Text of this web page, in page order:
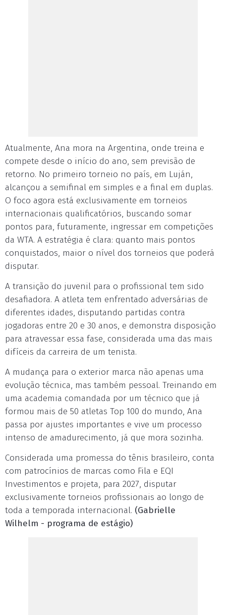
Atualmente, Ana mora na Argentina, onde treina e
compete desde o início do ano, sem previsão de
retorno. No primeiro torneio no país, em Luján,
alcançou a semifinal em simples e a final em duplas.
O foco agora está exclusivamente em torneios
internacionais qualificatórios, buscando somar
pontos para, futuramente, ingressar em competições
da WTA. A estratégia é clara: quanto mais pontos
conquistados, maior o nível dos torneios que poderá
disputar.
A transição do juvenil para o profissional tem sido
desafiadora. A atleta tem enfrentado adversárias de
diferentes idades, disputando partidas contra
jogadoras entre 20 e 30 anos, e demonstra disposição
para atravessar essa fase, considerada uma das mais
difíceis da carreira de um tenista.
A mudança para o exterior marca não apenas uma
evolução técnica, mas também pessoal. Treinando em
uma academia comandada por um técnico que já
formou mais de 50 atletas Top 100 do mundo, Ana
passa por ajustes importantes e vive um processo
intenso de amadurecimento, já que mora sozinha.
Considerada uma promessa do tênis brasileiro, conta
com patrocínios de marcas como Fila e EQI
Investimentos e projeta, para 2027, disputar
exclusivamente torneios profissionais ao longo de
toda a temporada internacional. (Gabrielle
Wilhelm - programa de estágio)